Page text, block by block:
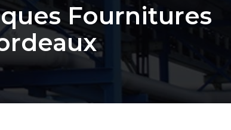
Fournitures